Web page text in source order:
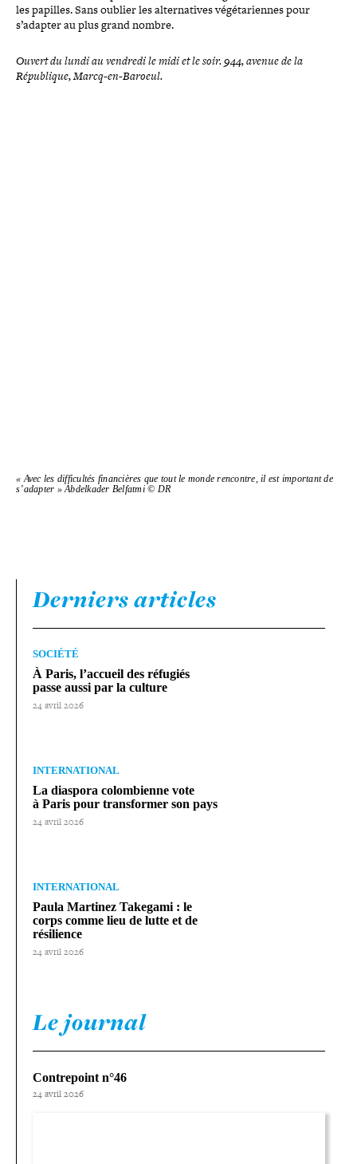
les papilles. Sans oublier les alter­na­tives végé­ta­riennes pour
s’adapter au plus grand nombre.
Ouvert du lundi au vendredi le midi et le soir. 944, avenue de la
République, Marcq-en-Baroeul.
« Avec les dif­fi­cul­tés finan­cières que tout le monde rencontre, il est important de
s’adapter » Abdelkader Belfatmi © DR
Derniers articles
SOCIÉTÉ
À Paris, l’accueil des réfugiés
passe aussi par la culture
24 avril 2026
INTERNATIONAL
La diaspora colom­bienne vote
à Paris pour trans­for­mer son pays
24 avril 2026
INTERNATIONAL
Paula Martinez Takegami : le
corps comme lieu de lutte et de
résilience
24 avril 2026
Le journal
Contrepoint n°46
24 avril 2026